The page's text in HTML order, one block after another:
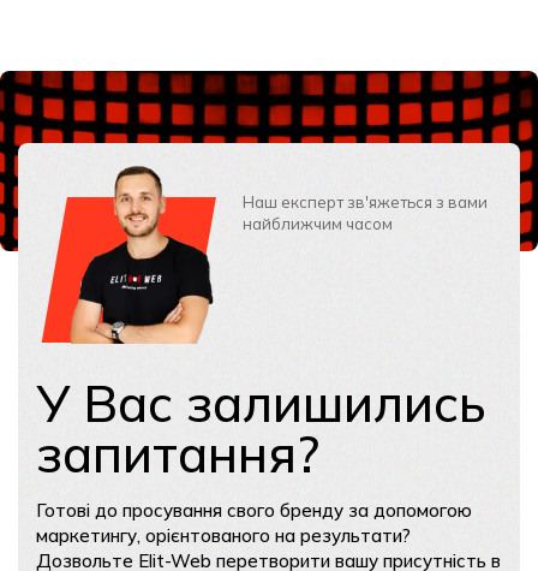
Наш експерт зв'яжеться з вами
найближчим часом
У Вас залишились
запитання?
Готові до просування свого бренду за допомогою
маркетингу, орієнтованого на результати?
Дозвольте Elit-Web перетворити вашу присутність в